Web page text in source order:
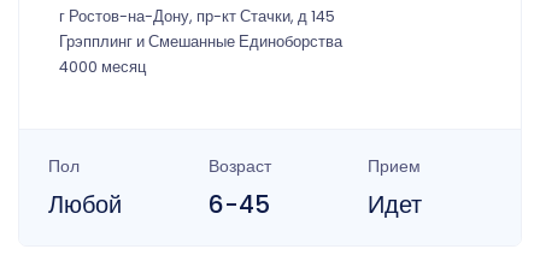
г Ростов-на-Дону, пр-кт Стачки, д 145
Грэпплинг и Смешанные Единоборства
4000 месяц
Пол
Любой
Возраст
6-45
Прием
Идет